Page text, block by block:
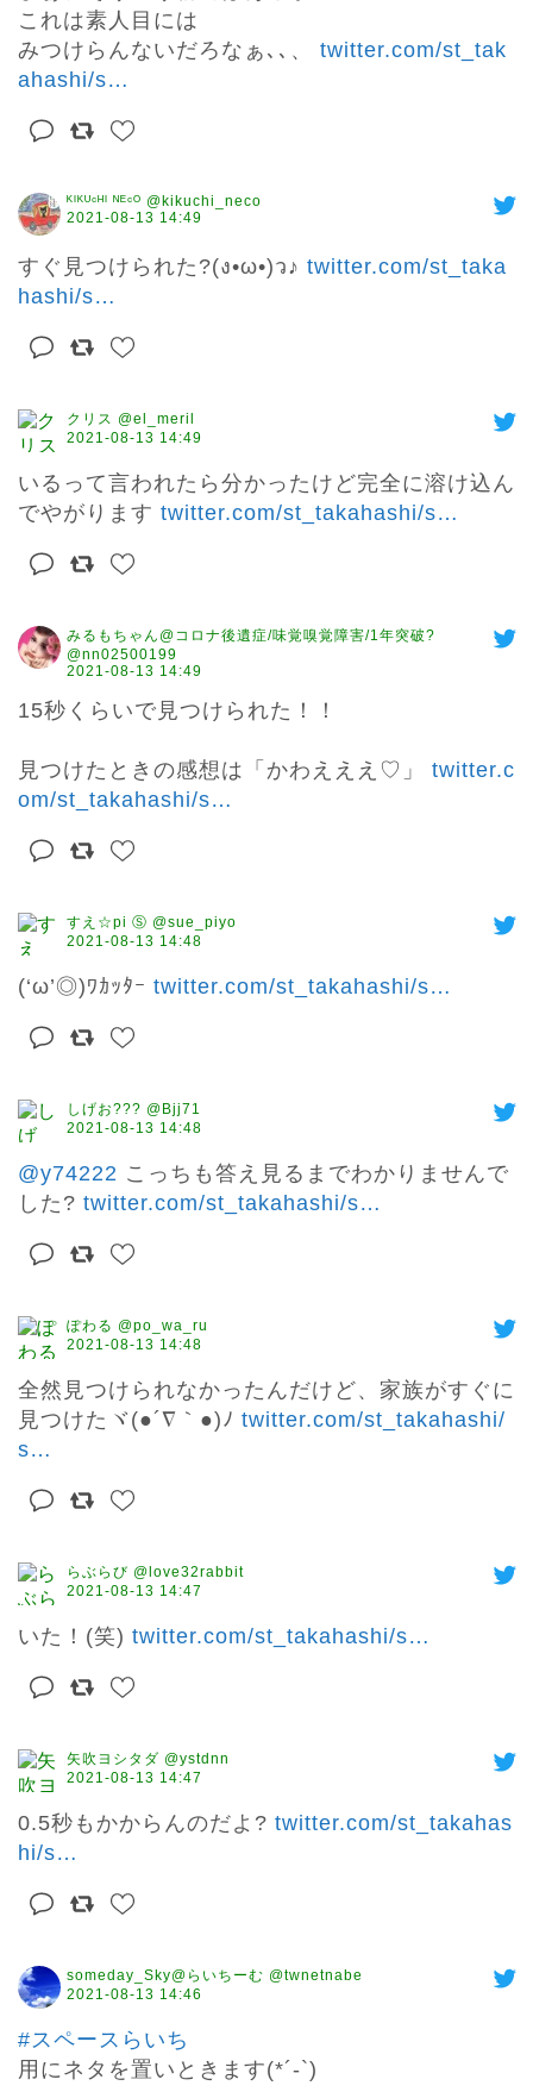
これは素人目には
みつけらんないだろなぁ､､、 twitter.com/st_tak
ahashi/s…
ᴷᴵᴷᵁᶜᴴᴵ ᴺᴱᶜᴼ @kikuchi_neco
2021-08-13 14:49
すぐ見つけられた?(ง•ω•)ว♪ twitter.com/st_taka
hashi/s…
クリス @el_meril
2021-08-13 14:49
いるって言われたら分かったけど完全に溶け込ん
でやがります twitter.com/st_takahashi/s…
みるもちゃん@コロナ後遺症/味覚嗅覚障害/1年突破?
@nn02500199
2021-08-13 14:49
15秒くらいで見つけられた！！
見つけたときの感想は「かわえええ♡」 twitter.c
om/st_takahashi/s…
すえ☆pi Ⓢ @sue_piyo
2021-08-13 14:48
(‘ω’◎)ﾜｶｯﾀｰ twitter.com/st_takahashi/s…
しげお??? @Bjj71
2021-08-13 14:48
@y74222 こっちも答え見るまでわかりませんで
した? twitter.com/st_takahashi/s…
ぽわる @po_wa_ru
2021-08-13 14:48
全然見つけられなかったんだけど、家族がすぐに
見つけたヾ(●´∇｀●)ﾉ twitter.com/st_takahashi/
s…
らぶらび @love32rabbit
2021-08-13 14:47
いた！(笑) twitter.com/st_takahashi/s…
矢吹ヨシタダ @ystdnn
2021-08-13 14:47
0.5秒もかからんのだよ? twitter.com/st_takahas
hi/s…
someday_Sky@らいちーむ @twnetnabe
2021-08-13 14:46
#スペースらいち
用にネタを置いときます(*´-`)